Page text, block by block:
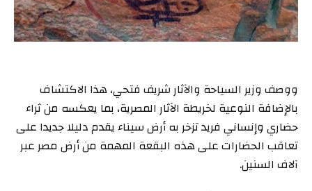
ووصف وزير السياحة والآثار شريف فتحي، هذا الاكتشاف
بالإضافة النوعية لخريطة الآثار المصرية، بما يعكسه من ثراء
حضاري وإنساني فريد تزخر به أرض سيناء يقدم دليلا جديدا على
تعاقب الحضارات على هذه البقعة المهمة من أرض مصر عبر
آلاف السنين.